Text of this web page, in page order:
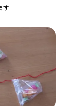
す